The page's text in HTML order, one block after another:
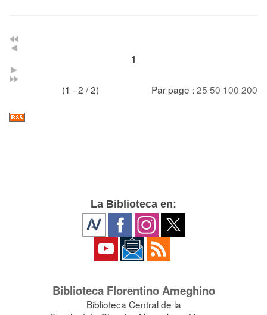
1
(1 - 2 / 2) Par page : 25 50 100 200
La Biblioteca en:
Biblioteca Florentino Ameghino
Biblioteca Central de la